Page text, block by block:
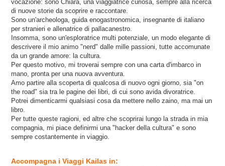
vocazione: sono Chiara, una viaggiatrice curiosa, sempre alla ricerca
di nuove storie da scoprire e raccontare.
Sono un'archeologa, guida enogastronomica, insegnante di italiano
per stranieri e allenatrice di pallacanestro.
Insomma, sono un'esploratrice multi potenziale, un modo elegante di
descrivere il mio animo "nerd" dalle mille passioni, tutte accomunate
da un grande amore: la cultura.
Per questo motivo, mi troverai sempre con una carta d'imbarco in
mano, pronta per una nuova avventura.
Amo partire alla scoperta di qualcosa di nuovo ogni giorno, sia "on
the road" sia tra le pagine dei libri, di cui sono avida divoratrice.
Potrei dimenticarmi qualsiasi cosa da mettere nello zaino, ma mai un
libro.
Per tutte queste ragioni, ed altre che scoprirai lungo la strada in mia
compagnia, mi piace definirmi una "hacker della cultura" e sono
sempre costantemente in viaggio.
Accompagna i Viaggi Kailas in: